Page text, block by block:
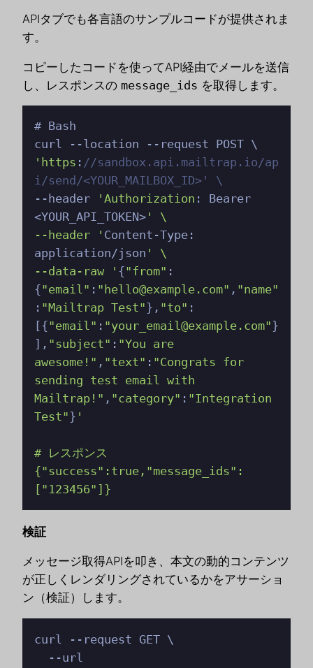
APIタブでも各言語のサンプルコードが提供されま
す。
コピーしたコードを使ってAPI経由でメールを送信
し、レスポンスの message_ids を取得します。
# Bash
'https : //sandbox.api.mailtrap.io/ap
i/send/<YOUR_MAILBOX_ID>' \
--header
'Authorization : Bearer
<YOUR_API_TOKEN>' \
--header ' Content-Type:
application/json ' \
--data-raw ' { "from" :
{ "email" : "hello@example.com" , "name"
: "Mailtrap Test" }, "to" :
[{ "email" : "your_email@example.com" }
], "subject" : "You are
awesome!" , "text" : "Congrats for
sending test email with
Mailtrap!" , "category" : "Integration
Test" } '
# レスポンス
{"success":true,"message_ids":
["123456"]}
検証
メッセージ取得APIを叩き、本文の動的コンテンツ
が正しくレンダリングされているかをアサーショ
ン（検証）します。
curl --request GET \